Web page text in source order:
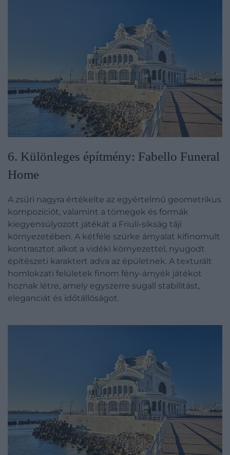
6. Különleges építmény: Fabello Funeral
Home
A zsűri nagyra értékelte az egyértelmű geometrikus
kompozíciót, valamint a tömegek és formák
kiegyensúlyozott játékát a Friuli-síkság táji
környezetében. A kétféle szürke árnyalat kifinomult
kontrasztot alkot a vidéki környezettel, nyugodt
építészeti karaktert adva az épületnek. A texturált
homlokzati felületek finom fény-árnyék játékot
hoznak létre, amely egyszerre sugall stabilitást,
eleganciát és időtállóságot.